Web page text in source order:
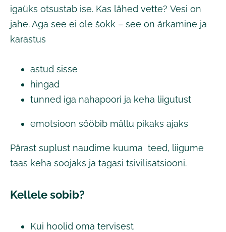
igaüks otsustab ise. Kas lähed vette? Vesi on
jahe. Aga see ei ole šokk – see on ärkamine ja
karastus
astud sisse
hingad
tunned iga nahapoori ja keha liigutust
emotsioon sööbib mällu pikaks ajaks
Pärast suplust naudime kuuma teed, liigume
taas keha soojaks ja tagasi tsivilisatsiooni.
Kellele sobib?
Kui hoolid oma tervisest